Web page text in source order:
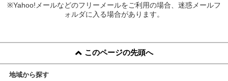
※Yahoo!メールなどのフリーメールをご利用の場合、迷惑メールフ
ォルダに入る場合があります。
このページの先頭へ
地域から探す